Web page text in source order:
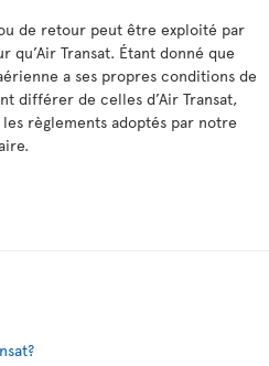
de retour peut être exploité par
qu’Air Transat. Étant donné que
a ses propres conditions de
différer de celles d’Air Transat,
règlements adoptés par notre